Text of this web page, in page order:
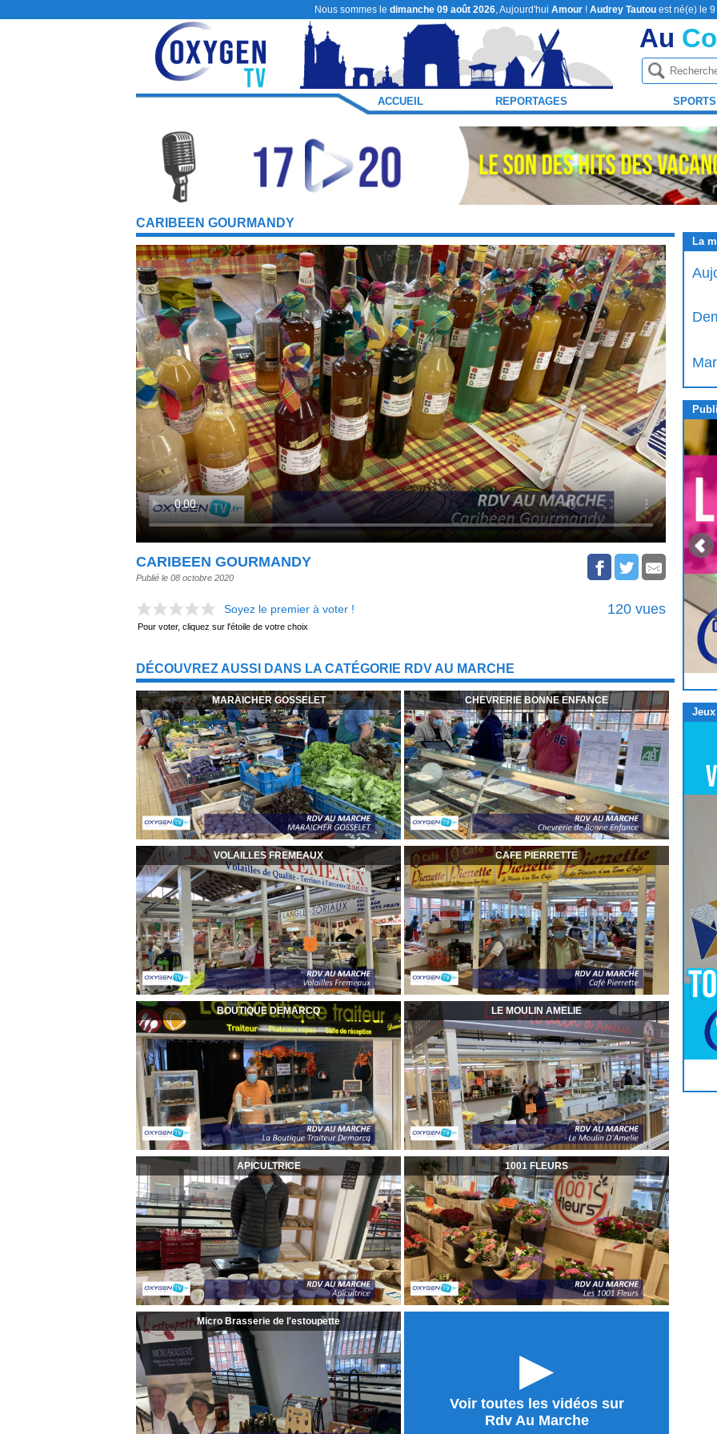
Nous sommes le dimanche 09 août 2026, Aujourd'hui Amour! Audrey Tautouest né(e) le 9
Au
ACCUEIL REPORTAGES SPORTS
CARIBEEN GOURMANDY
CARIBEEN GOURMANDY
Publié le 08 octobre 2020
Soyez le premier à voter ! 120 vues
Pour voter, cliquez sur l'étoile de votre choix
DÉCOUVREZ AUSSI DANS LA CATÉGORIE RDV AU MARCHE
MARAICHER GOSSELET CHEVRERIE BONNE ENFANCE
VOLAILLES FREMEAUX CAFE PIERRETTE
BOUTIQUE DEMARCQ LE MOULIN AMELIE
APICULTRICE 1001 FLEURS
Micro Brasserie de l'estoupette
►
Voir toutes les vidéos sur
Rdv Au Marche
La
Jeux
PourJouer cliquez-ici